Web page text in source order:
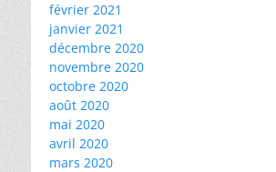
février 2021
janvier 2021
décembre 2020
novembre 2020
octobre 2020
août 2020
mai 2020
avril 2020
mars 2020